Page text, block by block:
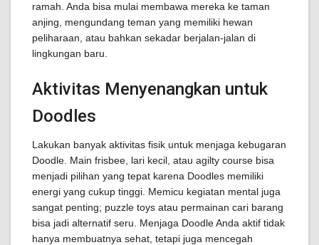
ramah. Anda bisa mulai membawa mereka ke taman
anjing, mengundang teman yang memiliki hewan
peliharaan, atau bahkan sekadar berjalan-jalan di
lingkungan baru.
Aktivitas Menyenangkan untuk
Doodles
Lakukan banyak aktivitas fisik untuk menjaga kebugaran
Doodle. Main frisbee, lari kecil, atau agilty course bisa
menjadi pilihan yang tepat karena Doodles memiliki
energi yang cukup tinggi. Memicu kegiatan mental juga
sangat penting; puzzle toys atau permainan cari barang
bisa jadi alternatif seru. Menjaga Doodle Anda aktif tidak
hanya membuatnya sehat, tetapi juga mencegah